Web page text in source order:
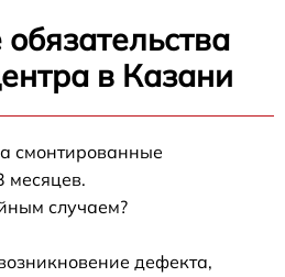
в Казани
смонтированные
месяцев.
случаем?
дефекта,